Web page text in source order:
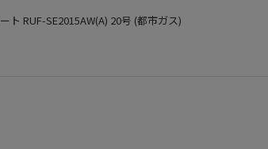
ト RUF-SE2015AW(A) 20号 (都市ガス)